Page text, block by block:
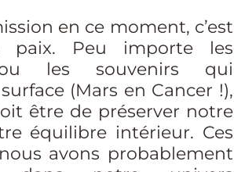
en ce moment, c’est
paix. Peu importe les
ou les souvenirs qui
(Mars en Cancer !),
être de préserver notre
équilibre intérieur. Ces
avons probablement